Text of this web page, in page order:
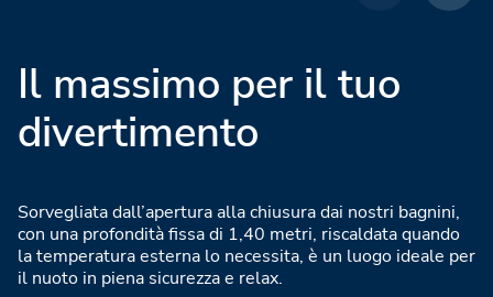
Il massimo per il tuo
divertimento
Sorvegliata dall’apertura alla chiusura dai nostri bagnini,
con una profondità fissa di 1,40 metri, riscaldata quando
la temperatura esterna lo necessita, è un luogo ideale per
il nuoto in piena sicurezza e relax.